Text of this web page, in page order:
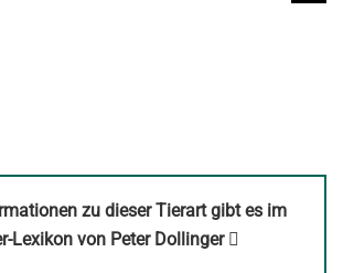
zu dieser Tierart gibt es im
Lexikon von Peter Dollinger